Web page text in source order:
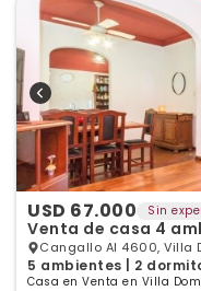
USD 67.000 Sin
Venta de casa 4
Cangallo Al 4600, Villa
5 ambientes | 2
Casa en Venta en Villa